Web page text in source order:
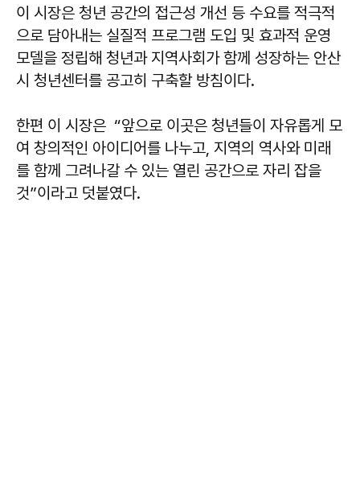
이 시장은 청년 공간의 접근성 개선 등 수요를 적극적
으로 담아내는 실질적 프로그램 도입 및 효과적 운영
모델을 정립해 청년과 지역사회가 함께 성장하는 안산
시 청년센터를 공고히 구축할 방침이다.
한편 이 시장은 “앞으로 이곳은 청년들이 자유롭게 모
여 창의적인 아이디어를 나누고, 지역의 역사와 미래
를 함께 그려나갈 수 있는 열린 공간으로 자리 잡을
것”이라고 덧붙였다.